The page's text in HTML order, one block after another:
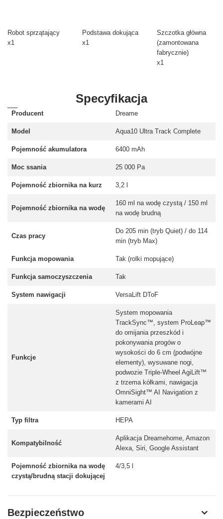
Robot sprzątający
x1
Podstawa dokująca
x1
Szczotka główna
(zamontowana
fabrycznie)
x1
Specyfikacja
Producent Dreame
Model Aqua10 Ultra Track Complete
Pojemność akumulatora 6400 mAh
Moc ssania 25 000 Pa
Pojemność zbiornika na kurz 3,2 l
Pojemność zbiornika na wodę
160 ml na wodę czystą / 150 ml
na wodę brudną
Czas pracy
Do 205 min (tryb Quiet) / do 114
min (tryb Max)
Funkcja mopowania Tak (rolki mopujące)
Funkcja samoczyszczenia Tak
System nawigacji VersaLift DToF
Funkcje
System mopowania
TrackSync™, system ProLeap™
do omijania przeszkód i
pokonywania progów o
wysokości do 6 cm (podwójne
elementy), wysuwane nogi,
podwozie Triple-Wheel AgiLift™
z trzema kółkami, nawigacja
OmniSight™ AI Navigation z
kamerami AI
Typ filtra HEPA
Kompatybilność
Aplikacja Dreamehome, Amazon
Alexa, Siri, Google Assistant
Pojemność zbiornika na wodę
czystą/brudną stacji dokującej
4/3,5 l
Bezpieczeństwo